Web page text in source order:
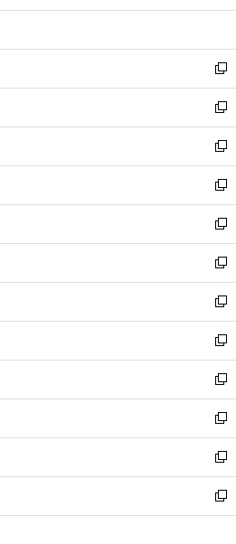
開
ウ
開
く
ン
ウ
で
開
く
ウ
ン
ド
ウ
で
開
く
新
し
い
ウ
ィ
ン
ド
ウ
で
開
く
新
し
い
ウ
ィ
ン
ド
ウ
で
開
く
新
し
い
ウ
ィ
ン
ド
ウ
で
開
く
新
し
い
ウ
ィ
ン
ド
ウ
で
開
く
新
し
い
ウ
ィ
ン
ド
ウ
で
開
く
新
し
い
ウ
ィ
ン
ド
ウ
で
開
く
新
し
い
ウ
ィ
ン
ド
ウ
で
開
く
新
し
い
ウ
ィ
ン
ド
ウ
で
開
新
し
い
ウ
ィ
ン
ド
ウ
新
し
い
ウ
ィ
ン
新
し
い
ウ
新
し